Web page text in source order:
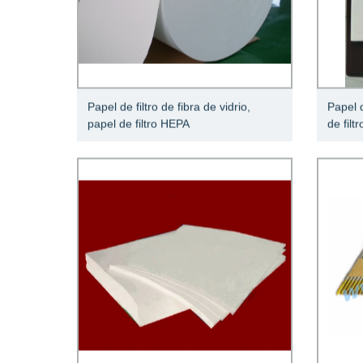
Papel de filtro de fibra de vidrio,
papel de filtro HEPA
Papel
de